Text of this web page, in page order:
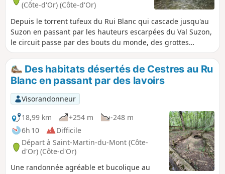
(Côte-d'Or) (Côte-d'Or)
Depuis le torrent tufeux du Rui Blanc qui cascade jusqu'au
Suzon en passant par les hauteurs escarpées du Val Suzon,
le circuit passe par des bouts du monde, des grottes
perchées et escalade, à travers les buis, le bord de plateaux
avant de découvrir un aven, curiosité géologique unique
dans cette région.
Des habitats désertés de Cestres au Ru
Blanc en passant par des lavoirs
Visorandonneur
18,99 km
+254 m
-248 m
6h 10
Difficile
Départ à Saint-Martin-du-Mont (Côte-
d'Or) (Côte-d'Or)
Une randonnée agréable et bucolique au